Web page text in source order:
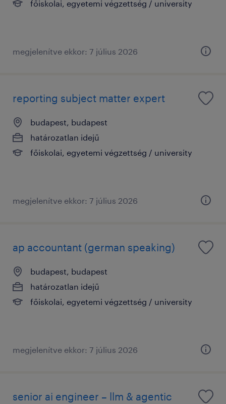
főiskolai, egyetemi végzettség / university
megjelenítve ekkor: 7 július 2026
reporting subject matter expert
budapest, budapest
határozatlan idejű
főiskolai, egyetemi végzettség / university
megjelenítve ekkor: 7 július 2026
ap accountant (german speaking)
budapest, budapest
határozatlan idejű
főiskolai, egyetemi végzettség / university
megjelenítve ekkor: 7 július 2026
senior ai engineer – llm & agentic